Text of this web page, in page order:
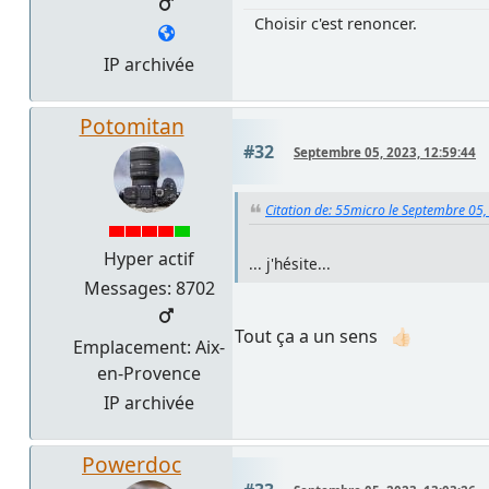
IP archivée
Choisir c'est renoncer.
Potomitan
Hyper actif
Messages: 8702
Emplacement: Aix-
en-Provence
IP archivée
#32 Septembre 05, 2023, 12:59:44
Citation de: 55micro le Septembre
... j'hésite...
Tout ça a un sens 👍🏻
Powerdoc